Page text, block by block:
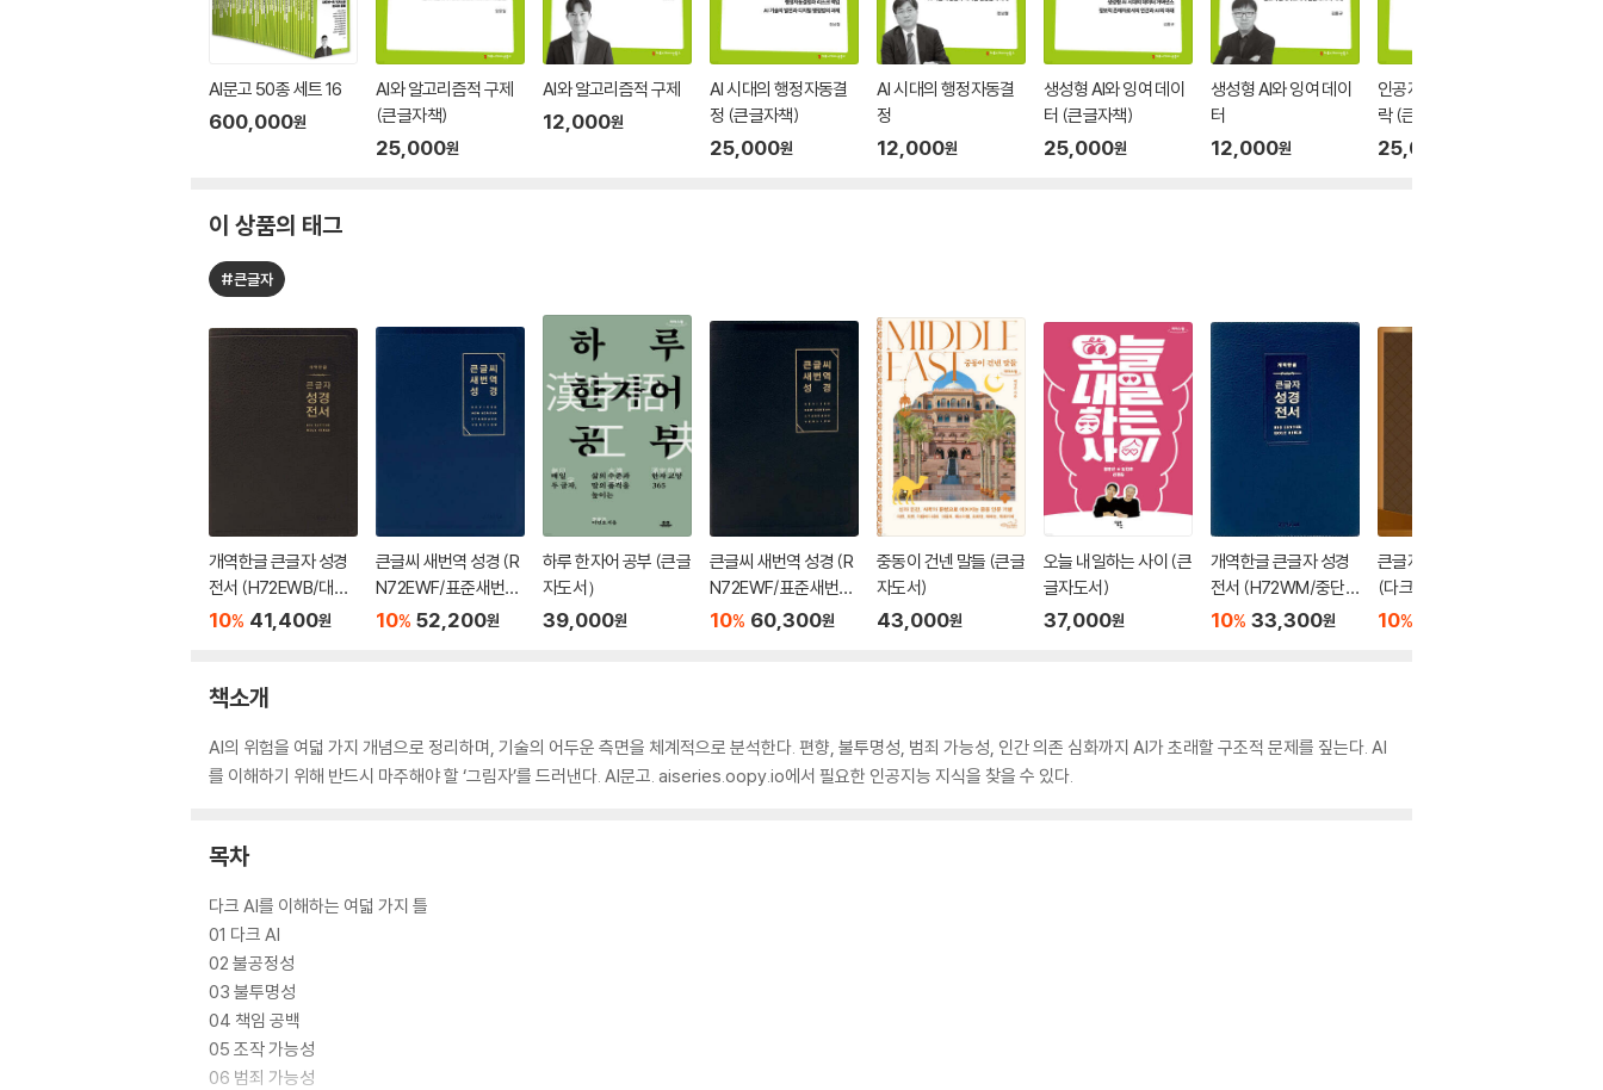
AI문고 50종 세트 16
600,000원
AI와 알고리즘적 구제
(큰글자책)
25,000원
AI와 알고리즘적 구제
12,000원
AI 시대의 행정자동결
정 (큰글자책)
25,000원
AI 시대의 행정자동결
정
12,000원
생성형 AI와 잉여 데이
터 (큰글자책)
25,000원
생성형 AI와 잉여 데이
터
12,000원
인공지능과 윤리적 맥
락 (큰글자책)
25,000
이 상품의 태그
#큰글자
개역한글 큰글자 성경
전서 (H72EWB/대단
본/무지퍼/PU/반달 색
10% 41,400원
큰글씨 새번역 성경 (R
N72EWF/표준새번역
대단본/무지퍼/PU/반
10% 52,200원
하루 한자어 공부 (큰글
자도서）
39,000원
큰글씨 새번역 성경 (R
N72EWF/표준새번역
단본/무지퍼/천연우
10% 60,300원
중동이 건넨 말들 (큰글
자도서)
43,000원
오늘 내일하는 사이 (큰
글자도서)
37,000원
개역한글 큰글자 성경
전서 (H72WM/중단
본/무지퍼/PU/반달 색
10% 33,300원
큰글자 현대인의 성경
(다크브라운/대(大)/
단본/색인/천연우피)
10%
책소개
AI의 위험을 여덟 가지 개념으로 정리하며, 기술의 어두운 측면을 체계적으로 분석한다. 편향, 불투명성, 범죄 가능성, 인간 의존 심화까지 AI가 초래할 구조적 문제를 짚는다. AI
를 이해하기 위해 반드시 마주해야 할 ‘그림자’를 드러낸다. AI문고. aiseries.oopy.io에서 필요한 인공지능 지식을 찾을 수 있다.
목차
다크 AI를 이해하는 여덟 가지 틀
01 다크 AI
02 불공정성
03 불투명성
04 책임 공백
05 조작 가능성
06 범죄 가능성